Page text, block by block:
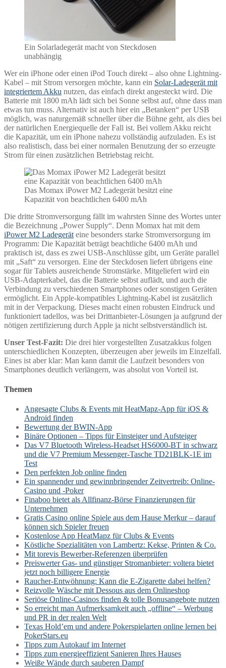
Ein Solarladegerät macht von Steckdosen
unabhängig
Wer ein iPhone oder einen iPod Touch direkt – also ohne Lightning-
Kabel – mit Strom versorgen möchte, kann ein Solar-Ladegerät mit
integriertem Akku nutzen, das einfach direkt angesteckt wird. Die
Batterie mit 1800 mAh lädt sich bei Sonne selbst auf, ohne dass man
etwas tun muss. Alternativ ist auch hier ein „Betanken“ per USB
möglich, was naturgemäß schneller über die Bühne geht, als dies bei
der natürlichen Energiequelle der Fall ist. Bei vollem Akku reicht
die Kapazität, um ein iPhone nahezu vollständig aufzuladen. Es ist
also realistisch, dass bei einer normalen Benutzung der so erzeugte
Strom für einen zusätzlichen Betriebstag reicht.
Das Momax iPower M2 Ladegerät besitzt eine
Kapazität von beachtlichen 6400 mAh
Die dritte Stromversorgung fällt im wahrsten Sinne des Wortes unter
die Bezeichnung „Power Supply“. Denn Momax hat mit dem
iPower M2 Ladegerät eine besonders starke Stromversorgung im
Programm: Die Kapazität beträgt beachtliche 6400 mAh und
praktisch ist, dass es zwei USB-Anschlüsse gibt, um Geräte parallel
mit „Saft“ zu versorgen. Eine der Steckdosen liefert übrigens eine
sogar für Tablets ausreichende Stromstärke. Mitgeliefert wird ein
USB-Adapterkabel, das die Batterie selbst auflädt, und auch die
Verbindung zu verschiedenen Smartphones oder sonstigen Geräten
ermöglicht. Ein Apple-kompatibles Lightning-Kabel ist zusätzlich
mit in der Verpackung. Dieses macht einen robusten Eindruck und
funktioniert tadellos, was bei Drittanbieter-Lösungen ja aufgrund der
nötigen zertifizierung durch Apple ja nicht selbstverständlich ist.
Unser Test-Fazit: Die drei hier vorgestellten Zusatzakkus folgen
unterschiedlichen Konzepten, überzeugen aber jeweils im Einzelfall.
Eines ist aber klar: Man kann damit die Laufzeit besonders von
Smartphones deutlich verlängern, was absolut von Vorteil ist.
Themen
Angesagte Clubs & Events mit HeatMapz-App für iOS &
Android finden
Bewertung der BWIN-App
Binäre Optionen – Tipps für Einsteiger und Aufsteiger
Das V7 Bluetooth Wireless-Headset HS6000-BT in schwarz
und die V7 Premium Messenger-Tasche TD21BLK-1E im
Test
Den perfekten Job online finden
Ein spannender und gewinnbringender Zeitvertreib: Online-
Casino und -Poker
Finaboo bietet als Allfinanz-Börse Finanzierungen für
Unternehmen
Gratis Casino online Spiele aus dem Hause Merkur – darauf
können sich Spieler freuen
Kostenlose App HeatMapz für Clubs & Events
Köstliche Spezialitäten von Lambertz: Kekse, Printen & Co.
Mit torevis Bewerber-Referenzen überprüfen
Preiswerter Gas- und günstiger Stromanbieter: voltera bietet
jetzt noch billigere Energie
Raucher-Entwöhnung: Kann die E-Zigarette dabei helfen?
Reizvolle Wäsche mit Dessous aus dem Onlineshop
Seriöse Online-Casinos finden & tolle Bonusangebote nutzen
So erreicht man Aufmerksamkeit auch „offline“ – Werbung
und PR in der realen Welt
Texas Hold’em und andere Pokerspielarten online lernen bei
PokerStars.eu
Tipps zum Autokauf im Internet
Tipps zum energieeffizient Sanieren Ihres Hauses
Weiße Wände durch sauberen Dampf